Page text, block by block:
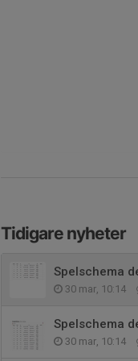
Tidigare nyheter
Spelschema
30 mar, 10:14
Spelschema
30 mar, 10:14